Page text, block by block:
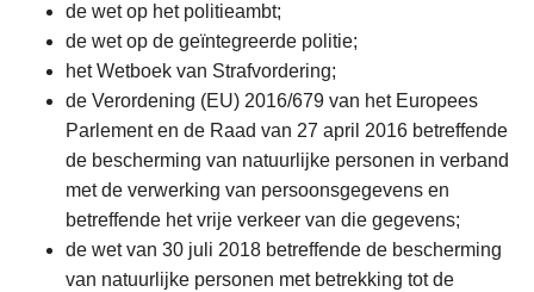
de wet op het politieambt;
de wet op de geïntegreerde politie;
het Wetboek van Strafvordering;
de Verordening (EU) 2016/679 van het Europees
Parlement en de Raad van 27 april 2016 betreffende
de bescherming van natuurlijke personen in verband
met de verwerking van persoonsgegevens en
betreffende het vrije verkeer van die gegevens;
de wet van 30 juli 2018 betreffende de bescherming
van natuurlijke personen met betrekking tot de